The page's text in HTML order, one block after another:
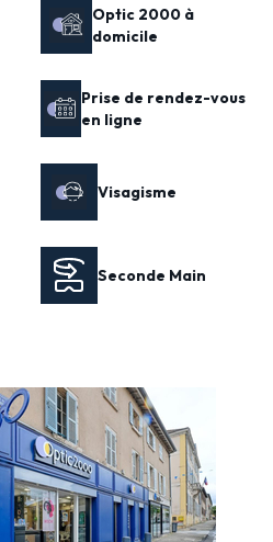
Optic 2000 à
domicile
Prise de rendez-vous
en ligne
Visagisme
Seconde Main